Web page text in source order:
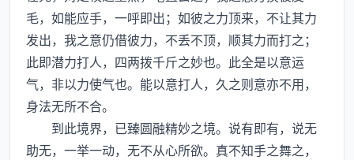
毛，如能应手，一呼即出；如彼之力顶来，不让其力
发出，我之意仍借彼力，不丢不顶，顺其力而打之；
此即潜力打人，四两拨千斤之妙也。此全是以意运
气，非以力使气也。能以意打人，久之则意亦不用，
身法无所不合。
到此境界，已臻圆融精妙之境。说有即有，说无
助无，一举一动，无不从心所欲。真不知手之舞之，